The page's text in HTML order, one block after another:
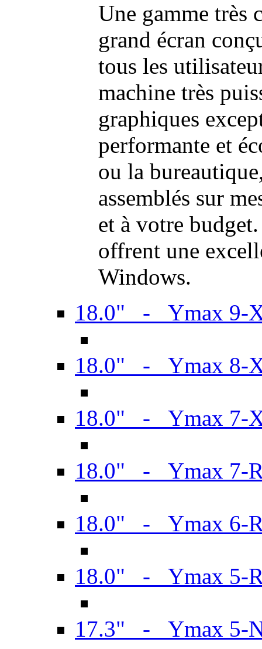
Une gamme très
grand écran
tous les
machine très
graphiques
performante et
ou la
assemblés sur
et à votre
offrent une
Windows.
18.0" - Ymax 9-
18.0" - Ymax 8-
18.0" - Ymax 7-
18.0" - Ymax 7-
18.0" - Ymax 6-
18.0" - Ymax 5-
17.3" - Ymax 5-